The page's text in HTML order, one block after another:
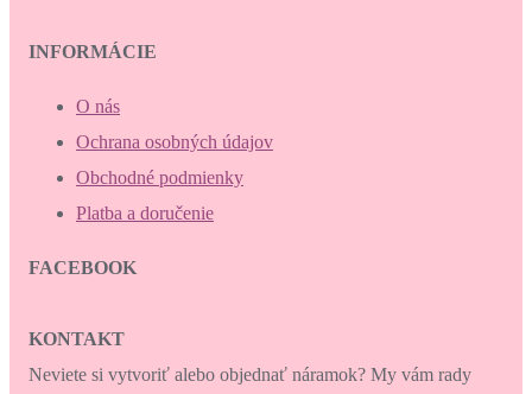
INFORMÁCIE
O nás
Ochrana osobných údajov
Obchodné podmienky
Platba a doručenie
FACEBOOK
KONTAKT
Neviete si vytvoriť alebo objednať náramok? My vám rady